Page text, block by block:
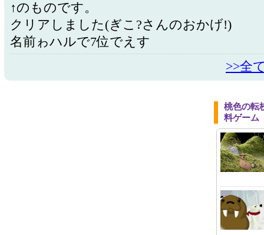
↑のものです。
クリアしました(ぎこ?さんのおかげ!)
名前ゎハルで7位でえす
>>全
桃色の転
料ゲーム